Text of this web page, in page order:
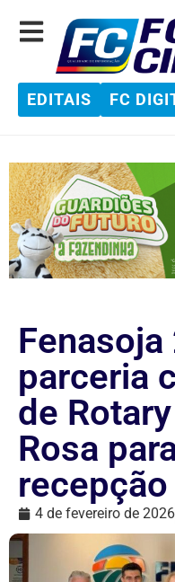
EDITAIS FC
parceria
de
Rosa
4 de fevereiro de 2026